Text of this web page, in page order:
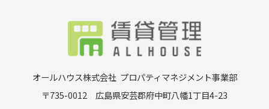
オールハウス株式会社プロパティマネジメント事業部
〒735-0012 広島県安芸郡府中町八幡1丁目4-23